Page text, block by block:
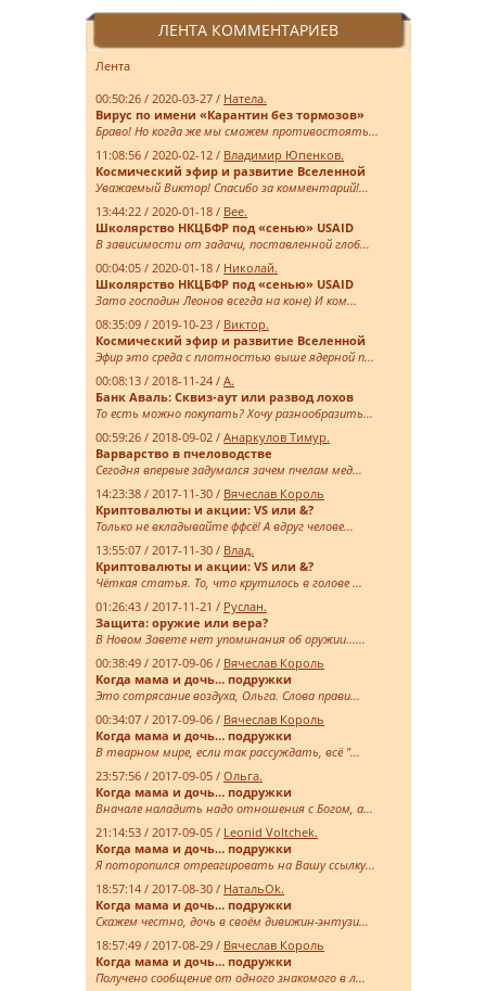
ЛЕНТА КОММЕНТАРИЕВ
Лента
00:50:26 / 2020-03-27 / Натела.
Вирус по имени «Карантин без тормозов»
Браво! Но когда же мы сможем противостоять...
11:08:56 / 2020-02-12 / Владимир Юпенков.
Космический эфир и развитие Вселенной
Уважаемый Виктор! Спасибо за комментарий!...
13:44:22 / 2020-01-18 / Bee.
Школярство НКЦБФР под «сенью» USAID
В зависимости от задачи, поставленной глоб...
00:04:05 / 2020-01-18 / Николай.
Школярство НКЦБФР под «сенью» USAID
Зато господин Леонов всегда на коне) И ком...
08:35:09 / 2019-10-23 / Виктор.
Космический эфир и развитие Вселенной
Эфир это среда с плотностью выше ядерной п...
00:08:13 / 2018-11-24 / А.
Банк Аваль: Сквиз-аут или развод лохов
То есть можно покупать? Хочу разнообразить...
00:59:26 / 2018-09-02 / Анаркулов Тимур.
Варварство в пчеловодстве
Сегодня впервые задумался зачем пчелам мед...
14:23:38 / 2017-11-30 / Вячеслав Король
Криптовалюты и акции: VS или &?
Только не вкладывайте ффсё! А вдруг челове...
13:55:07 / 2017-11-30 / Влад.
Криптовалюты и акции: VS или &?
Чёткая статья. То, что крутилось в голове ...
01:26:43 / 2017-11-21 / Руслан.
Защита: оружие или вера?
В Новом Завете нет упоминания об оружии......
00:38:49 / 2017-09-06 / Вячеслав Король
Когда мама и дочь… подружки
Это сотрясание воздуха, Ольга. Слова прави...
00:34:07 / 2017-09-06 / Вячеслав Король
Когда мама и дочь… подружки
В тварном мире, если так рассуждать, всё "...
23:57:56 / 2017-09-05 / Ольга.
Когда мама и дочь… подружки
Вначале наладить надо отношения с Богом, а...
21:14:53 / 2017-09-05 / Leonid Voltchek.
Когда мама и дочь… подружки
Я поторопился отреагировать на Вашу ссылку...
18:57:14 / 2017-08-30 / НатальOk.
Когда мама и дочь… подружки
Скажем честно, дочь в своём дивижин-энтузи...
18:57:49 / 2017-08-29 / Вячеслав Король
Когда мама и дочь… подружки
Получено сообщение от одного знакомого в л...